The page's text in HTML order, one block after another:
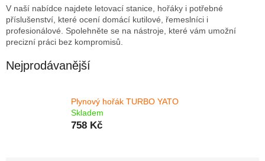
V naší nabídce najdete letovací stanice, hořáky i potřebné
příslušenství, které ocení domácí kutilové, řemeslníci i
profesionálové. Spolehněte se na nástroje, které vám umožní
precizní práci bez kompromisů.
Nejprodávanější
Plynový hořák TURBO YATO
Skladem
758 Kč